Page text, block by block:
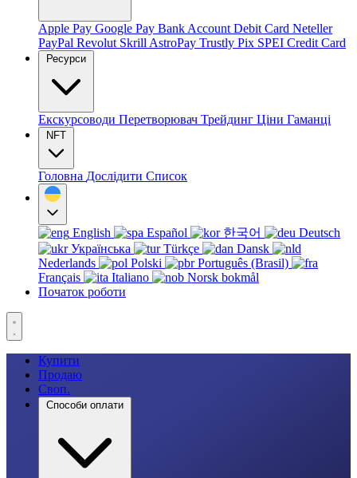
Apple Pay Google Pay Bank Account Debit Card Neteller
PayPal Revolut Skrill AstroPay Trustly Pix SPEI Credit Card
Ресурси
Екскурсоводи Перетворювач Трейдинг Ціни Гаманці
NFT
Головна Дослідити Список
English Español 한국어
Deutsch
Українська
Türkçe
Dansk
Nederlands
Polski
Português (Brasil)
Français
Italiano
Norsk bokmål
Початок роботи
Купити
Продаю
Своп.
Способи оплати